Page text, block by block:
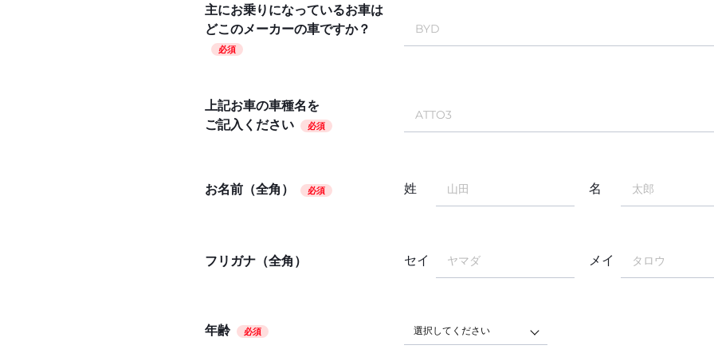
主にお乗りになっているお車は
どこのメーカーの車ですか？
必須
上記お車の車種名を
ご記入ください
必須
お名前（全角） 必須 姓 名
フリガナ（全角） セイ メイ
年齢 必須 選択してください